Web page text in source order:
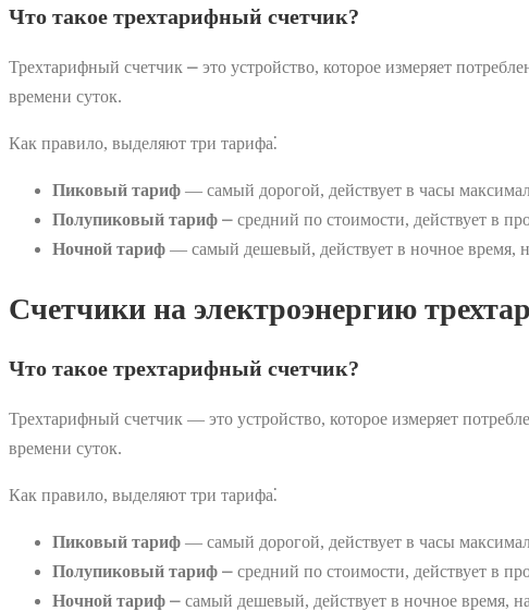
Что такое трехтарифный счетчик?
Трехтарифный счетчик ⎼ это устройство, которое измеряет
времени суток.
Как правило, выделяют три тарифа⁚
Пиковый тариф — самый дорогой, действует в часы
Полупиковый тариф ⎼ средний по стоимости, действует в
Ночной тариф — самый дешевый, действует в ночное время,
Счетчики на электроэнергию
Что такое трехтарифный счетчик?
Трехтарифный счетчик — это устройство, которое измеряет
времени суток.
Как правило, выделяют три тарифа⁚
Пиковый тариф — самый дорогой, действует в часы
Полупиковый тариф ⎼ средний по стоимости, действует в
Ночной тариф ⎼ самый дешевый, действует в ночное время,